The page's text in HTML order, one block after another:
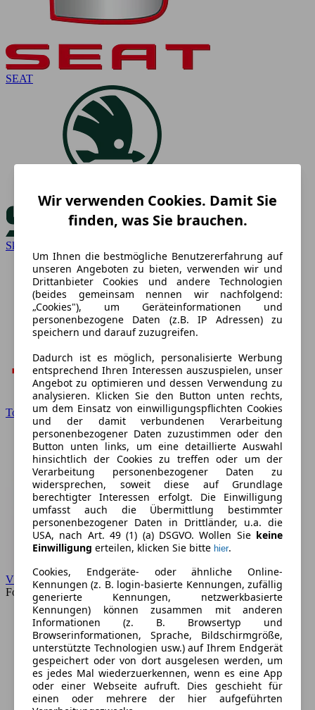
SEAT
Skoda
Toyota
VW
Forum
Wir verwenden Cookies. Damit Sie
finden, was Sie brauchen.
Um Ihnen die bestmögliche Benutzererfahrung auf
unseren Angeboten zu bieten, verwenden wir und
Drittanbieter Cookies und andere Technologien
(beides gemeinsam nennen wir nachfolgend:
„Cookies"), um Geräteinformationen und
personenbezogene Daten (z.B. IP Adressen) zu
speichern und darauf zuzugreifen.
Dadurch ist es möglich, personalisierte Werbung
entsprechend Ihren Interessen auszuspielen, unser
Angebot zu optimieren und dessen Verwendung zu
analysieren. Klicken Sie den Button unten rechts,
um dem Einsatz von einwilligungspflichten Cookies
und der damit verbundenen Verarbeitung
personenbezogener Daten zuzustimmen oder den
Button unten links, um eine detaillierte Auswahl
hinsichtlich der Cookies zu treffen oder um der
Verarbeitung personenbezogener Daten zu
widersprechen, soweit diese auf Grundlage
berechtigter Interessen erfolgt. Die Einwilligung
umfasst auch die Übermittlung bestimmter
personenbezogener Daten in Drittländer, u.a. die
USA, nach Art. 49 (1) (a) DSGVO. Wollen Sie keine
Einwilligung erteilen, klicken Sie bitte hier.
Cookies, Endgeräte- oder ähnliche Online-
Kennungen (z. B. login-basierte Kennungen, zufällig
generierte Kennungen, netzwerkbasierte
Kennungen) können zusammen mit anderen
Informationen (z. B. Browsertyp und
Browserinformationen, Sprache, Bildschirmgröße,
unterstützte Technologien usw.) auf Ihrem Endgerät
gespeichert oder von dort ausgelesen werden, um
es jedes Mal wiederzuerkennen, wenn es eine App
oder einer Webseite aufruft. Dies geschieht für
einen oder mehrere der hier aufgeführten